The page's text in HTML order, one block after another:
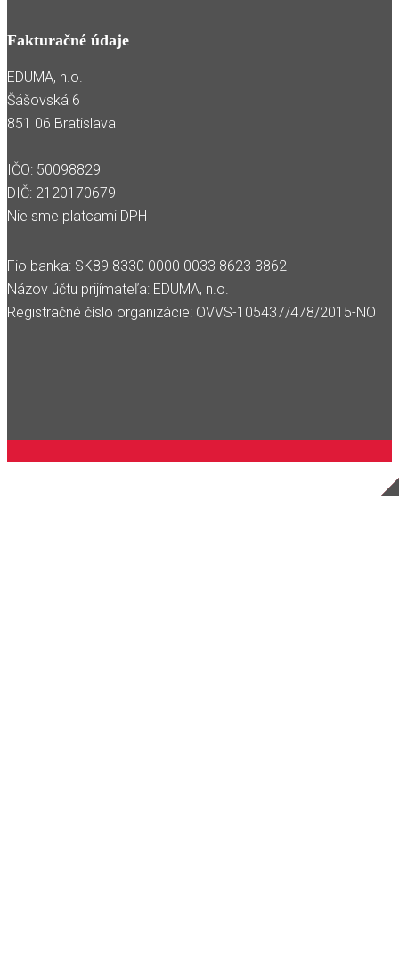
Fakturačné údaje
EDUMA, n.o.
Šášovská 6
851 06 Bratislava
IČO: 50098829
DIČ: 2120170679
Nie sme platcami DPH
Fio banka: SK89 8330 0000 0033 8623 3862
Názov účtu prijímateľa: EDUMA, n.o.
Registračné číslo organizácie: OVVS-105437/478/2015-NO